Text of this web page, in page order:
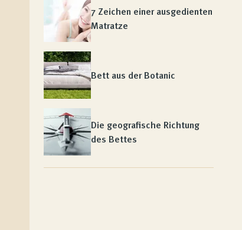
7 Zeichen einer ausgedienten
Matratze
Bett aus der Botanic
Die geografische Richtung
des Bettes